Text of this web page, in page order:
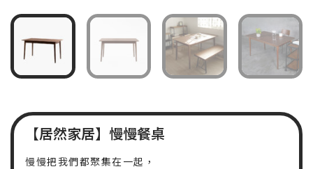
【居然家居】慢慢餐桌
慢慢把我們都聚集在一起，